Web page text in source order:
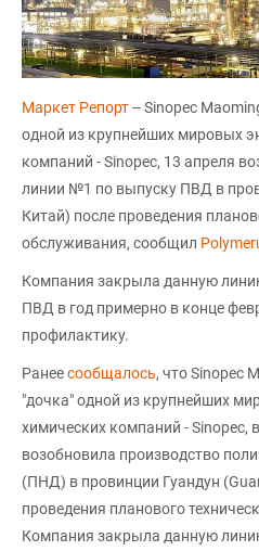
Маркет Репорт-- Sinopec
одной из крупнейших мировых
компаний - Sinopec, 13 апреля
линии №1 по выпуску ПВД в
Китай) после проведения
обслуживания, сообщил
Компания закрыла данную
ПВД в год примерно в конце
профилактику.
Ранеесообщалось, что Sinopec
"дочка" одной из крупнейших
химических компаний - Sinopec,
возобновила производство
(ПНД) в провинции Гуандун
проведения планового
Компания закрыла данную